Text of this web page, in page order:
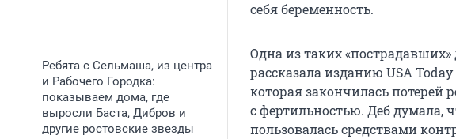
Ребята с Сельмаша, из центра
и Рабочего Городка:
показываем дома, где
выросли Баста, Дибров и
другие ростовские звезды
себя беременность.
Одна из таких
рассказала изданию USA
которая закончилась
с фертильностью. Деб думала,
пользовалась средствами